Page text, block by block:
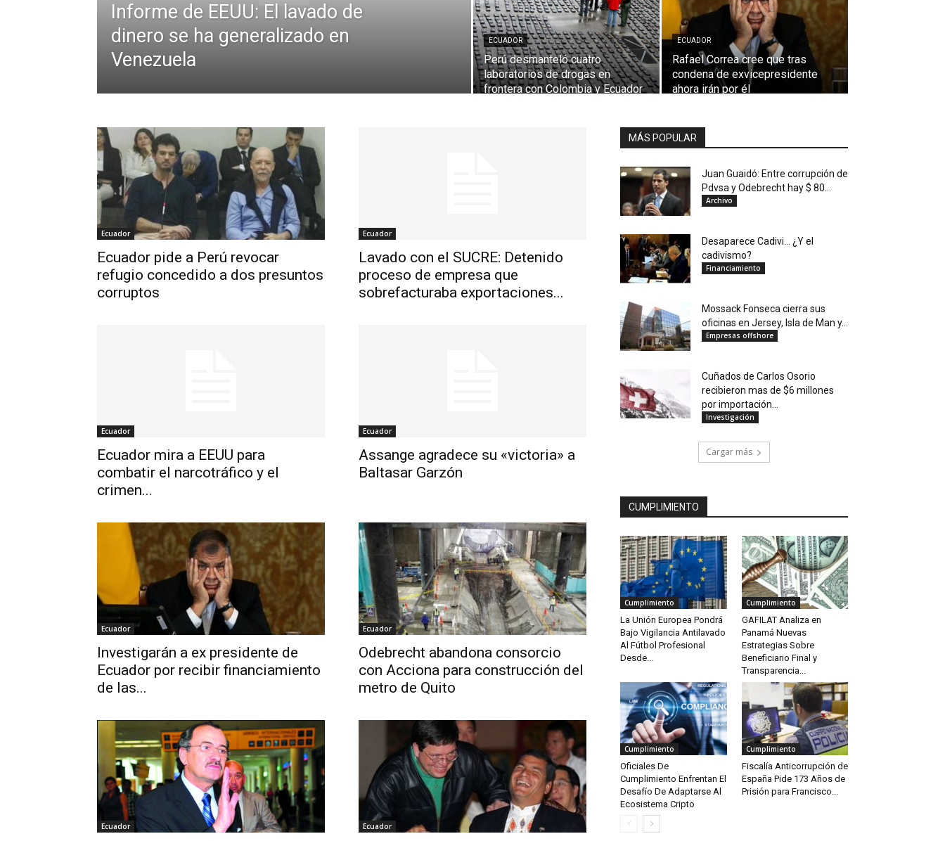
Informe de EEUU: El lavado de
dinero se ha generalizado en
Venezuela
ECUADOR
Perú desmanteló cuatro
laboratorios de drogas en
frontera con Colombia y Ecuador
ECUADOR
Rafael Correa cree que tras
condena de exvicepresidente
ahora irán por él
Ecuador
Ecuador pide a Perú revocar
refugio concedido a dos presuntos
corruptos
Ecuador
Lavado con el SUCRE: Detenido
proceso de empresa que
sobrefacturaba exportaciones...
Ecuador
Ecuador mira a EEUU para
combatir el narcotráfico y el
crimen...
Ecuador
Assange agradece su «victoria» a
Baltasar Garzón
Ecuador
Investigarán a ex presidente de
Ecuador por recibir financiamiento
de las...
Ecuador
Odebrecht abandona consorcio
con Acciona para construcción del
metro de Quito
Ecuador Ecuador
MÁS POPULAR
Juan Guaidó: Entre corrupción de
Pdvsa y Odebrecht hay $ 80...
Archivo
Desaparece Cadivi… ¿Y el
cadivismo?
Financiamiento
Mossack Fonseca cierra sus
oficinas en Jersey, Isla de Man y...
Empresas offshore
Cuñados de Carlos Osorio
recibieron mas de $6 millones
por importación...
Investigación
Cargar más
CUMPLIMIENTO
Cumplimiento
La Unión Europea Pondrá
Bajo Vigilancia Antilavado
Al Fútbol Profesional
Desde...
Cumplimiento
GAFILAT Analiza en
Panamá Nuevas
Estrategias Sobre
Beneficiario Final y
Transparencia...
Cumplimiento
Oficiales De
Cumplimiento Enfrentan El
Desafío De Adaptarse Al
Ecosistema Cripto
Cumplimiento
Fiscalía Anticorrupción de
España Pide 173 Años de
Prisión para Francisco...